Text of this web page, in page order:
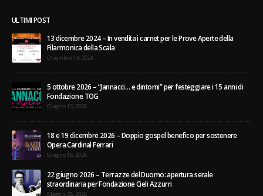
ULTIMI POST
13 dicembre 2024 – In vendita i carnet per le Prove Aperte della
Filarmonica della Scala
Dicembre 14, 2024
5 ottobre 2026 – “Jannacci… e dintorni” per festeggiare i 15 anni di
Fondazione TOG
Giugno 15, 2026
18 e 19 dicembre 2026 – Doppio gospel benefico per sostenere
Opera Cardinal Ferrari
Giugno 15, 2026
22 giugno 2026 – Terrazze del Duomo: apertura serale
straordinaria per Fondazione Cieli Azzurri
Maggio 28, 2026